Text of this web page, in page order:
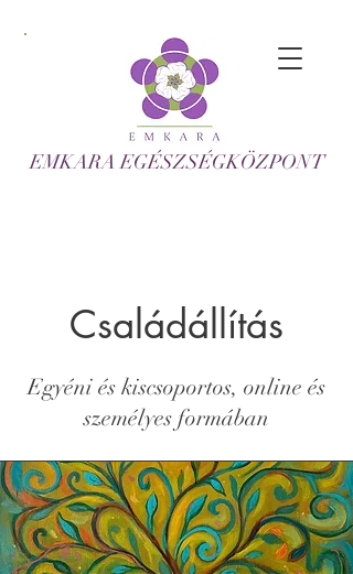
EMKARA EGÉSZSÉGKÖZPONT
Családállítás
Egyéni és kiscsoportos, online és
személyes formában